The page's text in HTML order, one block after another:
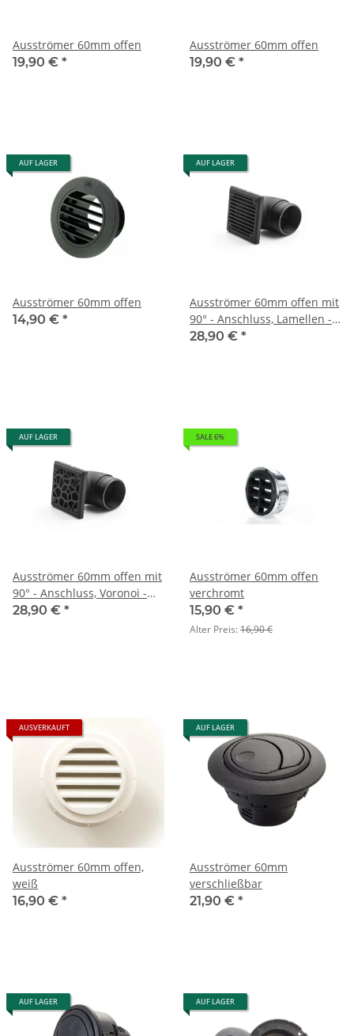
Ausströmer 60mm offen
19,90 € *
Ausströmer 60mm offen
19,90 € *
AUF LAGER
Ausströmer 60mm offen
14,90 € *
AUF LAGER
Ausströmer 60mm offen mit
90° - Anschluss, Lamellen -
Gitter
28,90 € *
AUF LAGER
Ausströmer 60mm offen mit
90° - Anschluss, Voronoi -
Gitter
28,90 € *
SALE 6%
Ausströmer 60mm offen
verchromt
15,90 € *
Alter Preis:16,90 €
AUSVERKAUFT
Ausströmer 60mm offen,
weiß
16,90 € *
AUF LAGER
Ausströmer 60mm
verschließbar
21,90 € *
AUF LAGER AUF LAGER